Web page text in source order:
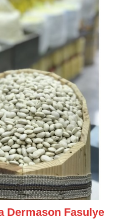
Dermason Fasulye